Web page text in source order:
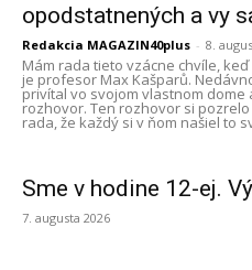
opodstatnených a vy
Redakcia MAGAZIN40plus - 8.
Mám rada tieto vzácne chvíle,
je profesor Max Kašparů.
privítal vo svojom vlastnom
rozhovor. Ten rozhovor si pozrelo
rada, že každý si v ňom našiel to
Sme v hodine 12-ej.
7. augusta 2026